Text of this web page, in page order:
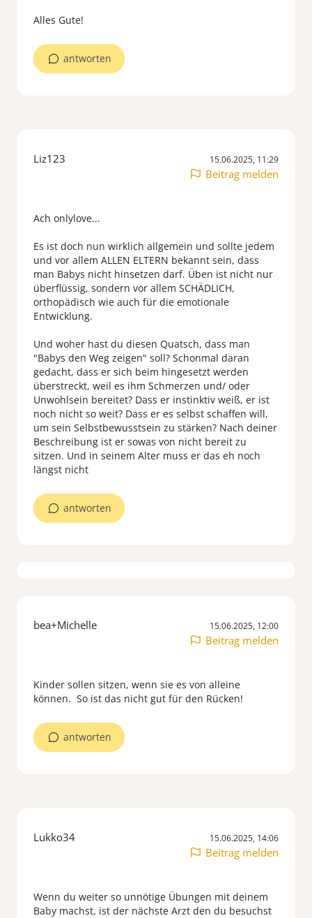
antworten
Liz123 15.06.2025, 11:29
Beitrag melden
Ach onlylove...
Es ist doch nun wirklich allgemein und sollte jedem
und vor allem ALLEN ELTERN bekannt sein, dass
man Babys nicht hinsetzen darf. Üben ist nicht nur
überflüssig, sondern vor allem SCHÄDLICH,
orthopädisch wie auch für die emotionale
Entwicklung.
Und woher hast du diesen Quatsch, dass man
"Babys den Weg zeigen" soll? Schonmal daran
gedacht, dass er sich beim hingesetzt werden
überstreckt, weil es ihm Schmerzen und/ oder
Unwohlsein bereitet? Dass er instinktiv weiß, er ist
noch nicht so weit? Dass er es selbst schaffen will,
um sein Selbstbewusstsein zu stärken? Nach deiner
Beschreibung ist er sowas von nicht bereit zu
sitzen. Und in seinem Alter muss er das eh noch
antworten
bea+Michelle 15.06.2025, 12:00
Beitrag melden
Kinder sollen sitzen, wenn sie es von alleine
antworten
Lukko34 15.06.2025, 14:06
Beitrag melden
Wenn du weiter so unnötige Übungen mit deinem
Baby machst, ist der nächste Arzt den du besuchst